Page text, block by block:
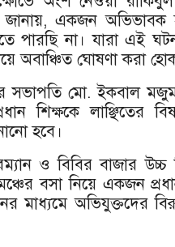
জানায়, একজন অভিভাবক
পারছি না। যারা এই
অবাঞ্চিত ঘোষণা করা
সভাপতি মো. ইকবাল
শিক্ষকে লাঞ্ছিতের
হবে।
ও বিবির বাজার উচ্চ
বসা নিয়ে একজন
অভিযুক্তদের